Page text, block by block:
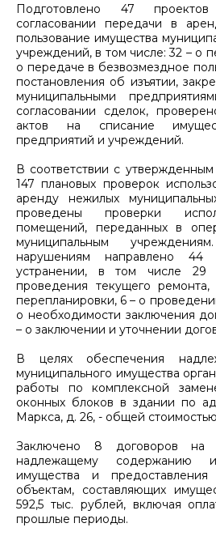
Подготовлено 47
согласовании передачи в
пользование имущества
учреждений, в том числе: 32 – о
о передаче в безвозмездное
постановления об изъятии,
муниципальными
согласовании сделок,
актов на списание
предприятий и учреждений.
В соответствии с
147 плановых проверок
аренду нежилых
проведены проверки
помещений, переданных в
муниципальным
нарушениям направлено
устранении, в том числе 29
проведения текущего
перепланировки, 6 – о
о необходимости заключения
– о заключении и уточнении
В целях обеспечения
муниципального имущества
работы по комплексной
оконных блоков в здании по
Маркса, д. 26, - общей
Заключено 8 договоров на
надлежащему содержанию
имущества и предоставления
объектам, составляющих
592,5 тыс. рублей, включая
прошлые периоды.